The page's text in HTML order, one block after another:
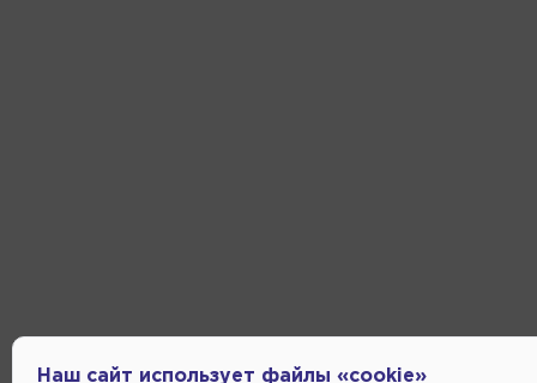
Наш сайт использует файлы «cookie»